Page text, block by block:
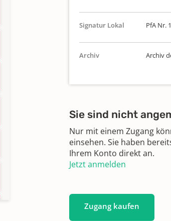
Signatur Lokal PfA Nr.
Archiv Archiv
Sie sind nicht
Nur mit einem Zugang
einsehen. Sie haben
Ihrem Konto direkt an.
Jetzt anmelden
Zugang kaufen